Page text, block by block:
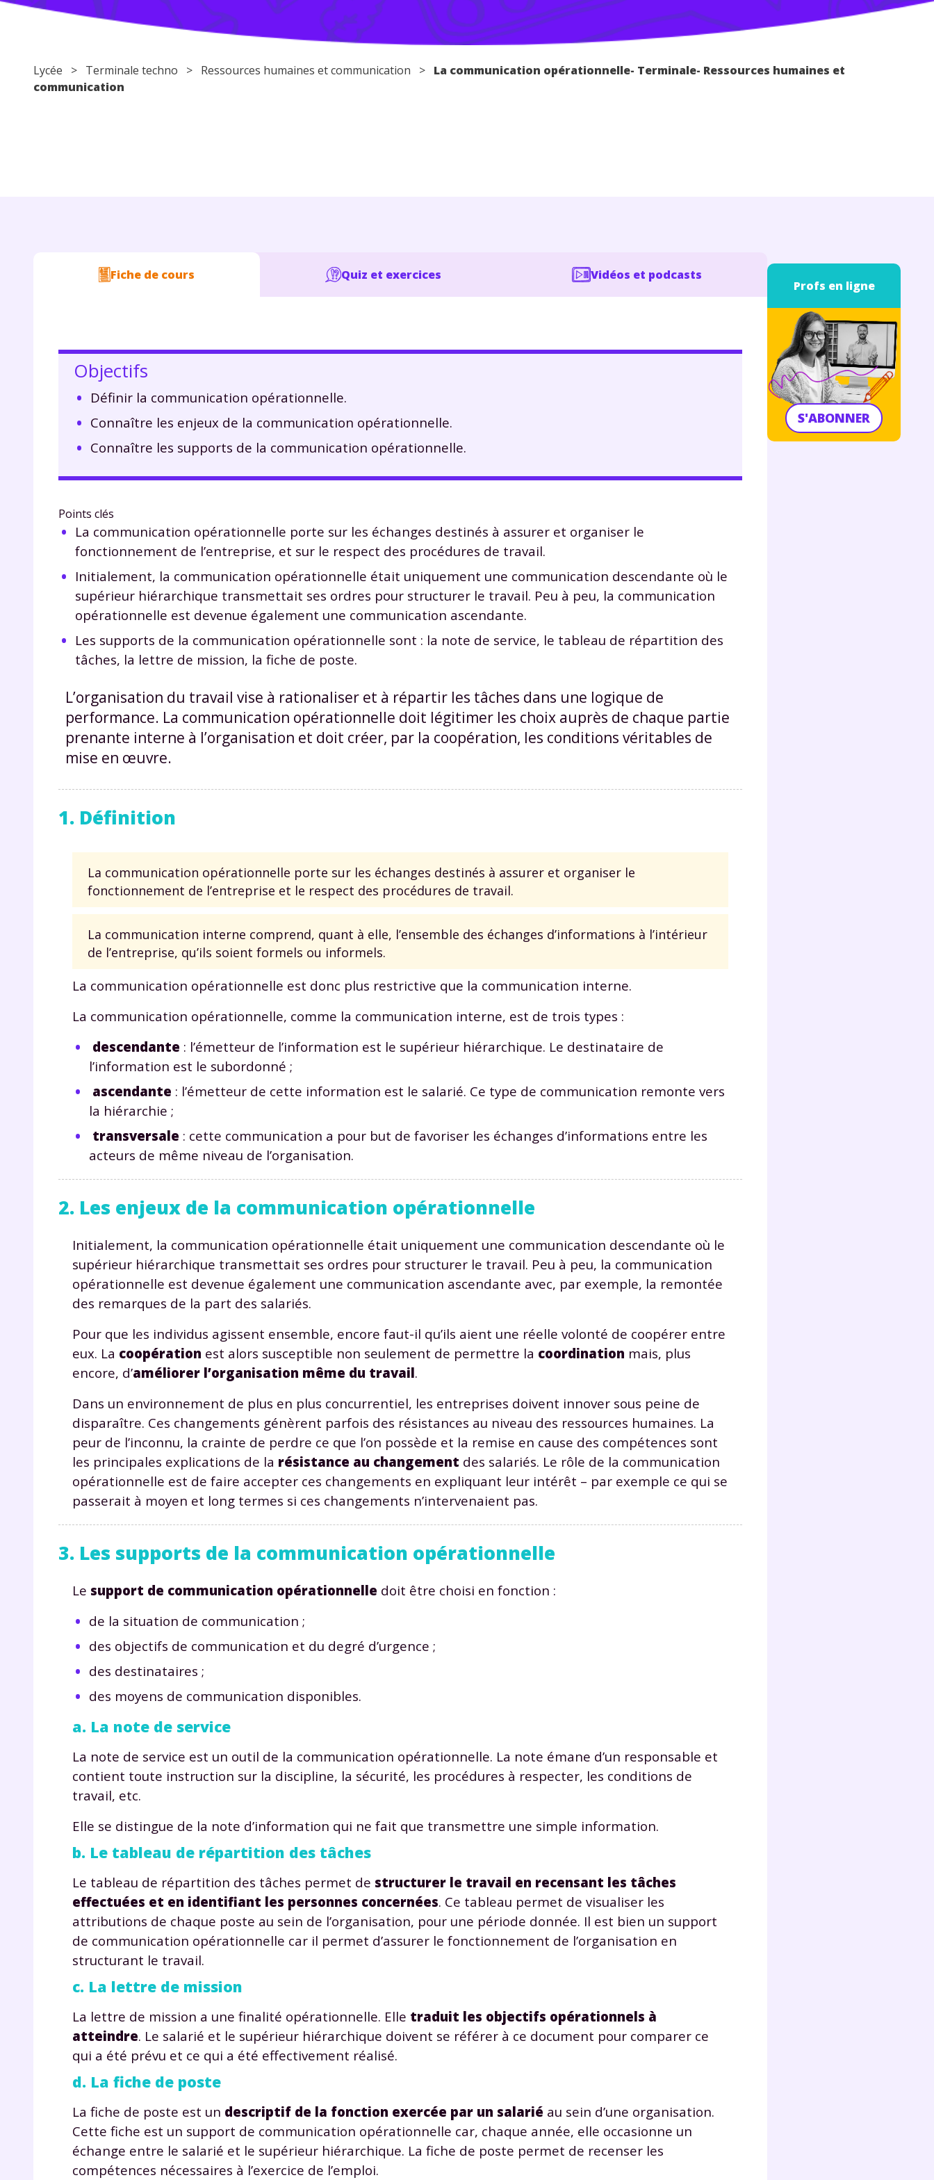
Lycée > Terminale techno > Ressources humaines et communication > La communication opérationnelle- Terminale- Ressources humaines et
communication
Fiche de cours Quiz et exercices Vidéos et podcasts
Objectifs
Définir la communication opérationnelle.
Connaître les enjeux de la communication opérationnelle.
Connaître les supports de la communication opérationnelle.
Points clés
La communication opérationnelle porte sur les échanges destinés à assurer et organiser le
fonctionnement de l’entreprise, et sur le respect des procédures de travail.
Initialement, la communication opérationnelle était uniquement une communication descendante où le
supérieur hiérarchique transmettait ses ordres pour structurer le travail. Peu à peu, la communication
opérationnelle est devenue également une communication ascendante.
Les supports de la communication opérationnelle sont : la note de service, le tableau de répartition des
tâches, la lettre de mission, la fiche de poste.
L’organisation du travail vise à rationaliser et à répartir les tâches dans une logique de
performance. La communication opérationnelle doit légitimer les choix auprès de chaque partie
prenante interne à l’organisation et doit créer, par la coopération, les conditions véritables de
mise en œuvre.
1. Définition
La communication opérationnelle porte sur les échanges destinés à assurer et organiser le
fonctionnement de l’entreprise et le respect des procédures de travail.
La communication interne comprend, quant à elle, l’ensemble des échanges d’informations à l’intérieur
de l’entreprise, qu’ils soient formels ou informels.
La communication opérationnelle est donc plus restrictive que la communication interne.
La communication opérationnelle, comme la communication interne, est de trois types :
descendante : l’émetteur de l’information est le supérieur hiérarchique. Le destinataire de
l’information est le subordonné ;
ascendante : l’émetteur de cette information est le salarié. Ce type de communication remonte vers
la hiérarchie ;
transversale : cette communication a pour but de favoriser les échanges d’informations entre les
acteurs de même niveau de l’organisation.
2. Les enjeux de la communication opérationnelle
Initialement, la communication opérationnelle était uniquement une communication descendante où le
supérieur hiérarchique transmettait ses ordres pour structurer le travail. Peu à peu, la communication
opérationnelle est devenue également une communication ascendante avec, par exemple, la remontée
des remarques de la part des salariés.
Pour que les individus agissent ensemble, encore faut-il qu’ils aient une réelle volonté de coopérer entre
eux. La coopération est alors susceptible non seulement de permettre la coordination mais, plus
encore, d’améliorer l’organisation même du travail.
Dans un environnement de plus en plus concurrentiel, les entreprises doivent innover sous peine de
disparaître. Ces changements génèrent parfois des résistances au niveau des ressources humaines. La
peur de l’inconnu, la crainte de perdre ce que l’on possède et la remise en cause des compétences sont
les principales explications de la résistance au changement des salariés. Le rôle de la communication
opérationnelle est de faire accepter ces changements en expliquant leur intérêt – par exemple ce qui se
passerait à moyen et long termes si ces changements n’intervenaient pas.
3. Les supports de la communication opérationnelle
Le support de communication opérationnelle doit être choisi en fonction :
de la situation de communication ;
des objectifs de communication et du degré d’urgence ;
des destinataires ;
des moyens de communication disponibles.
a. La note de service
La note de service est un outil de la communication opérationnelle. La note émane d’un responsable et
contient toute instruction sur la discipline, la sécurité, les procédures à respecter, les conditions de
travail, etc.
Elle se distingue de la note d’information qui ne fait que transmettre une simple information.
b. Le tableau de répartition des tâches
Le tableau de répartition des tâches permet de structurer le travail en recensant les tâches
effectuées et en identifiant les personnes concernées. Ce tableau permet de visualiser les
attributions de chaque poste au sein de l’organisation, pour une période donnée. Il est bien un support
de communication opérationnelle car il permet d’assurer le fonctionnement de l’organisation en
structurant le travail.
c. La lettre de mission
La lettre de mission a une finalité opérationnelle. Elle traduit les objectifs opérationnels à
atteindre. Le salarié et le supérieur hiérarchique doivent se référer à ce document pour comparer ce
qui a été prévu et ce qui a été effectivement réalisé.
d. La fiche de poste
La fiche de poste est un descriptif de la fonction exercée par un salarié au sein d’une organisation.
Cette fiche est un support de communication opérationnelle car, chaque année, elle occasionne un
échange entre le salarié et le supérieur hiérarchique. La fiche de poste permet de recenser les
compétences nécessaires à l’exercice de l’emploi.
Profs en ligne
S'ABONNER
Envie de progresser et de
Testez gratuitement pendant 24h
notre plateforme de soutien scolaire !
Fiches de cours et vidéos,
podcasts de révisions
Un espace dédié aux
parentspour suivre les
progrès
Tout le programme scolaire
Des profs expérimentés
disponibles à la demande
par tchat, audio ou vidéo
TESTER GRATUITEMENT
consentez à ce que vos données à caractère personnel soient traitées par SEJER, sous la
marque myMaxicours, afin que SEJER puisse vous donner accès au service de soutien scolaire
pendant 24h. Pour en savoir plus sur la gestion de vos données personnelles et pour exercer
vos droits, vous pouvez consulternotre charte.
J’accepte de recevoir les actualités et des communications de la
part de myMaxicours.
Votre adresse e-mail sera exclusivement utilisée pour vous envoyer notre
désinscription présent dans chaque newsletter. Pour en savoir plus sur la gestion
de vos données personnelles et pour exercer vos droits, vous pouvez consulter